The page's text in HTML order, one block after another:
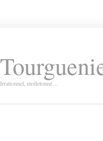
Irrationnel, molletonné…